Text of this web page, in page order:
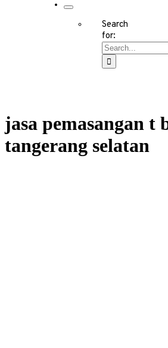
Search
for:
jasa pemasangan t
tangerang selatan